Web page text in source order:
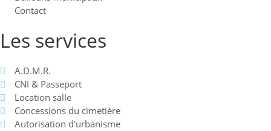
Contact
Les services
A.D.M.R.
CNI & Passeport
Location salle
Concessions du cimetière
Autorisation d'urbanisme